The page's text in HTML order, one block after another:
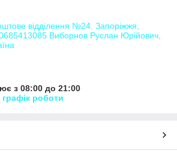
Зоря
Калинівка
Коновалівка
Кошманівка
відділення №24. Запоріжжя,
Виборнов Руслан Юрійович,
з 08:00 до 21:00
роботи